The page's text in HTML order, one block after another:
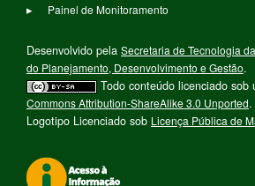
Painel de Monitoramento
Desenvolvido pela Secretaria de Tecnologia
do Planejamento, Desenvolvimento e Gestão.
Todo conteúdo licenciado sob
Commons Attribution-ShareAlike 3.0 Unported.
Logotipo Licenciado sob Licença Pública de